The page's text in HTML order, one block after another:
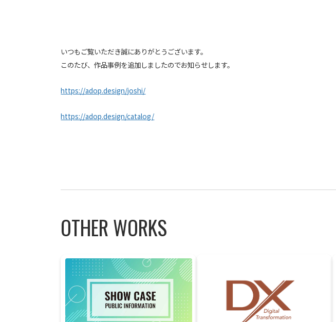
いつもご覧いただき誠にありがとうございます。
このたび、作品事例を追加しましたのでお知らせします。
https://adop.design/joshi/
https://adop.design/catalog/
OTHER WORKS